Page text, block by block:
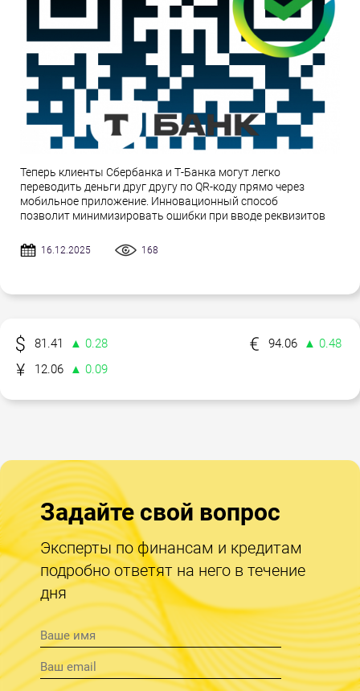
Теперь клиенты Сбербанка и Т-Банка могут легко
переводить деньги друг другу по QR-коду прямо через
мобильное приложение. Инновационный способ
позволит минимизировать ошибки при вводе реквизитов
16.12.2025 168
81.41 ▲ 0.28 94.06
▲ 0.48
12.06
▲ 0.09
Задайте свой вопрос
Эксперты по финансам и кредитам
подробно ответят на него в течение
дня